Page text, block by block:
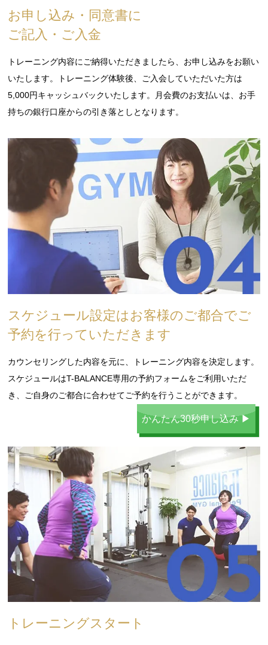
お申し込み・同意書に
ご記入・ご入金
トレーニング内容にご納得いただきましたら、お申し込みをお願い
いたします。トレーニング体験後、ご入会していただいた方は
5,000円キャッシュバックいたします。月会費のお支払いは、お手
持ちの銀行口座からの引き落としとなります。
スケジュール設定はお客様のご都合でご
予約を行っていただきます
カウンセリングした内容を元に、トレーニング内容を決定します。
スケジュールはT-BALANCE専用の予約フォームをご利用いただ
き、ご自身のご都合に合わせてご予約を行うことができます。
かんたん30秒申し込み ▶
トレーニングスタート